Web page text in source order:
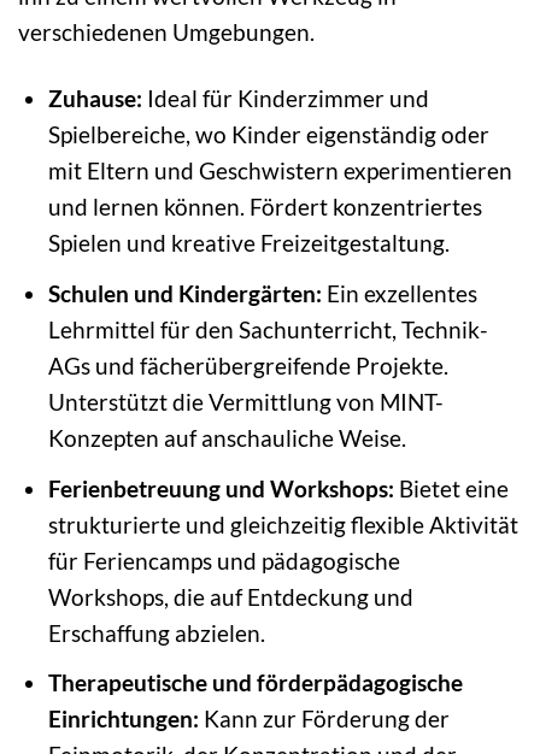
verschiedenen Umgebungen.
Zuhause: Ideal für Kinderzimmer und
Spielbereiche, wo Kinder eigenständig oder
mit Eltern und Geschwistern experimentieren
und lernen können. Fördert konzentriertes
Spielen und kreative Freizeitgestaltung.
Schulen und Kindergärten: Ein exzellentes
Lehrmittel für den Sachunterricht, Technik-
AGs und fächerübergreifende Projekte.
Unterstützt die Vermittlung von MINT-
Konzepten auf anschauliche Weise.
Ferienbetreuung und Workshops: Bietet eine
strukturierte und gleichzeitig flexible Aktivität
für Feriencamps und pädagogische
Workshops, die auf Entdeckung und
Erschaffung abzielen.
Therapeutische und förderpädagogische
Einrichtungen: Kann zur Förderung der